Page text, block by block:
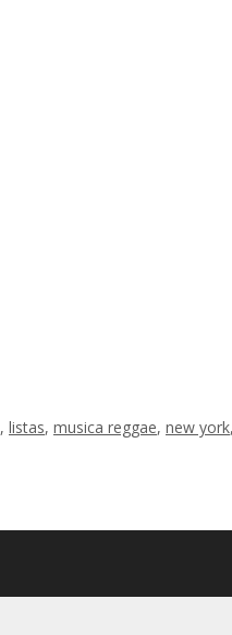
, listas, musica reggae, new york,